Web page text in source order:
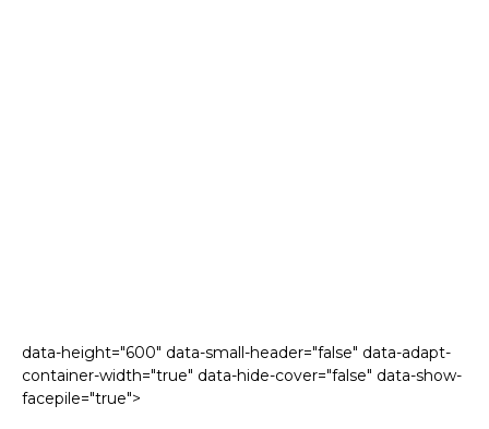
data-height="600" data-small-header="false" data-adapt-
container-width="true" data-hide-cover="false" data-show-
facepile="true">